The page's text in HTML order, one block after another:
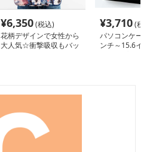
¥6,350(税込)
花柄デザインで女性から
大人気☆衝撃吸収もバッ
¥3,710(税
パソコンケー
ンチ～15.6イ